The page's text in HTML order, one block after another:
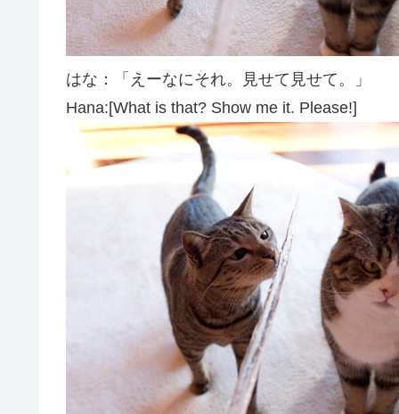
はな：「えーなにそれ。見せて見せて。」
Hana:[What is that? Show me it. Please!]